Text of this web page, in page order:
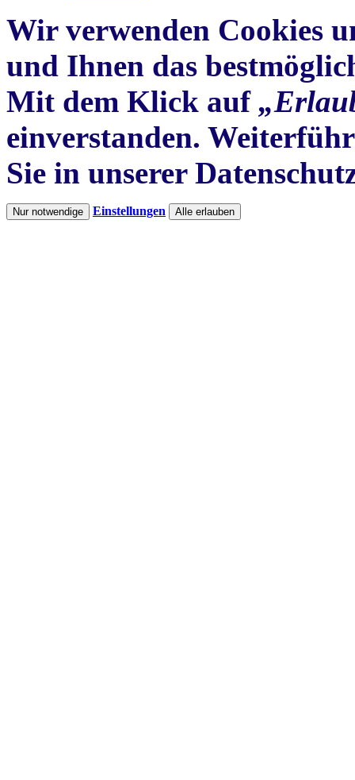
Wir verwenden Cookies
und Ihnen das
Mit dem Klick auf
einverstanden.
Sie in unserer
Nur notwendige Einstellungen Alle erlauben